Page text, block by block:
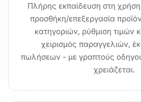
Πλήρης εκπαίδευση στη
προσθήκη/επεξεργασία
κατηγοριών, ρύθμιση τιμών
χειρισμός παραγγελιών,
πωλήσεων - με γραπτούς
χρειάζεται.